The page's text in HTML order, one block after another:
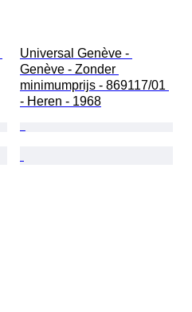
Universal Genève -
Genève - Zonder
minimumprijs - 869117/01
- Heren - 1968